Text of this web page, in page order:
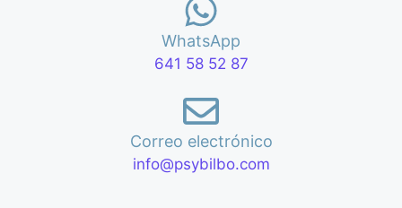
WhatsApp
641 58 52 87
Correo electrónico
info@psybilbo.com